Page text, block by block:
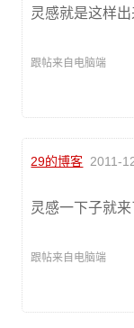
灵感就是这样出
跟帖来自电脑端
29的博客 2011-
灵感一下子就
跟帖来自电脑端